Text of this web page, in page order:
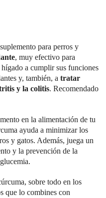
para perros y
, muy efectivo para
a cumplir sus funciones
y, también, a tratar
y la colitis. Recomendado
en la alimentación de tu
ayuda a minimizar los
y gatos. Además, juega un
y la prevención de la
sobre todo en los
que lo combines con